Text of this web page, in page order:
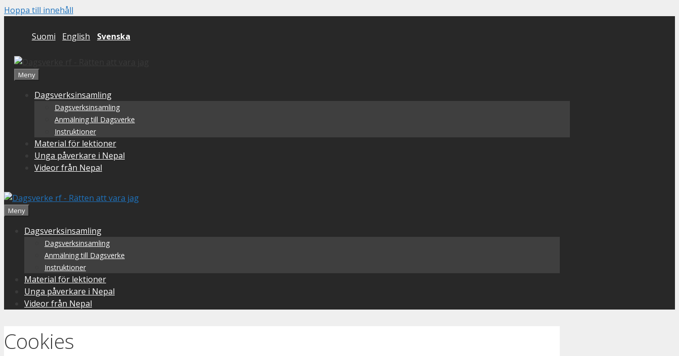
Hoppa till innehåll
Suomi English Svenska
Meny
Dagsverksinsamling
Dagsverksinsamling
Anmälning till Dagsverke
Instruktioner
Material för lektioner
Unga påverkare i Nepal
Videor från Nepal
Meny
Dagsverksinsamling
Dagsverksinsamling
Anmälning till Dagsverke
Instruktioner
Material för lektioner
Unga påverkare i Nepal
Videor från Nepal
Cookies